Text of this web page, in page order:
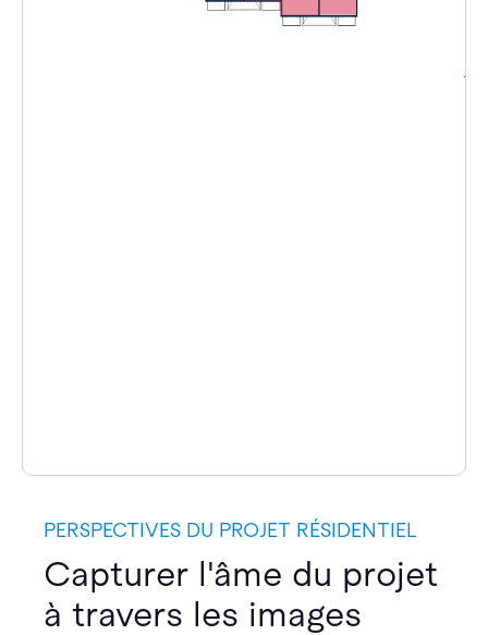
PERSPECTIVES DU PROJET RÉSIDENTIEL
Capturer l'âme du projet
à travers les images